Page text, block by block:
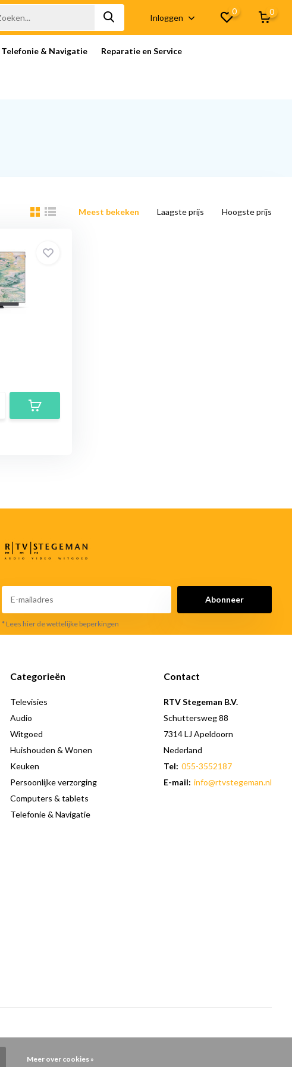
Inloggen
0 0
Telefonie & Navigatie Reparatie en Service
Meest bekeken Laagste prijs Hoogste prijs
Abonneer
* Lees hier de wettelijke beperkingen
Categorieën
Televisies
Audio
Witgoed
Huishouden & Wonen
Keuken
Persoonlijke verzorging
Computers & tablets
Telefonie & Navigatie
Contact
RTV Stegeman B.V.
Schuttersweg 88
7314 LJ Apeldoorn
Nederland
Tel: 055-3552187
E-mail: info@rtvstegeman.nl
Meer over cookies »